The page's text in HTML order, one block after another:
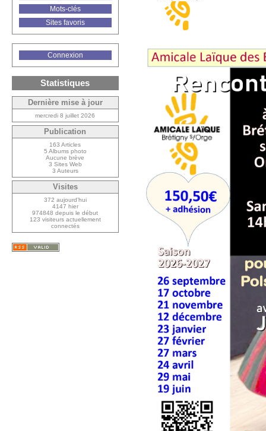
Mots-clés
Sites favoris
Connexion
Statistiques
Dernière mise à jour
mercredi 8 juillet 2026
Publication
163 Articles
5 Albums photo
Aucune brève
3 Sites Web
3 Auteurs
Visites
372 aujourd’hui
4147 hier
974848 depuis le début
123 visiteurs actuellement
connectés